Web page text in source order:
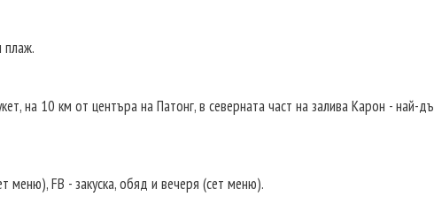
плаж.
на 10 км от центъра на Патонг, в северната част на залива Карон - най-
меню), FB - закуска, обяд и вечеря (сет меню).